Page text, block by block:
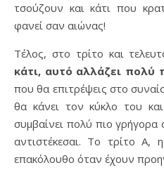
τσούζουν και κάτι που
φανεί σαν αιώνας!
Τέλος, στο τρίτο και
κάτι, αυτό αλλάζει πολύ
που θα επιτρέψεις στο
θα κάνει τον κύκλο του
συμβαίνει πολύ πιο
αντιστέκεσαι. Το τρίτο Α, η
επακόλουθο όταν έχουν